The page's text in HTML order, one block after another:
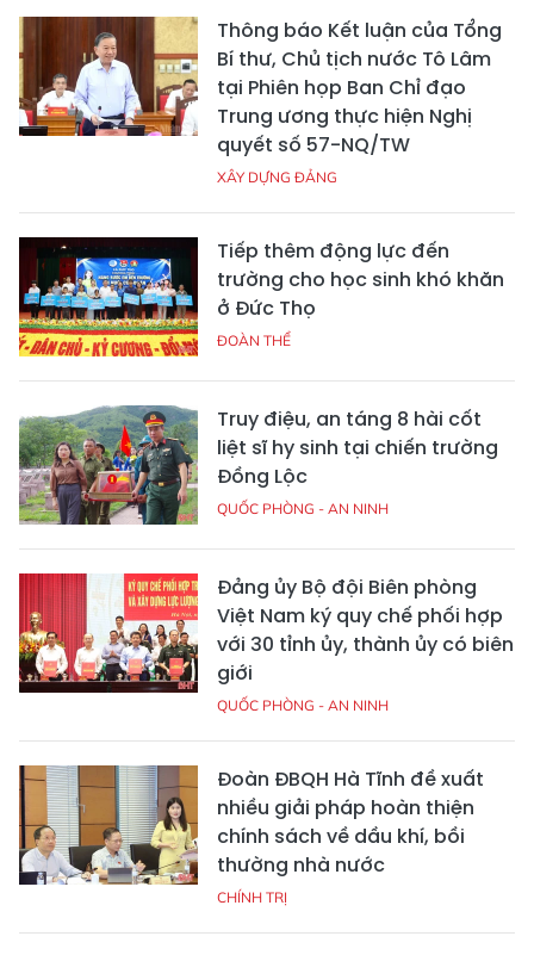
Thông báo Kết luận của Tổng
Bí thư, Chủ tịch nước Tô Lâm
tại Phiên họp Ban Chỉ đạo
Trung ương thực hiện Nghị
quyết số 57-NQ/TW
XÂY DỰNG ĐẢNG
Tiếp thêm động lực đến
trường cho học sinh khó khăn
ở Đức Thọ
ĐOÀN THỂ
Truy điệu, an táng 8 hài cốt
liệt sĩ hy sinh tại chiến trường
Đồng Lộc
QUỐC PHÒNG - AN NINH
Đảng ủy Bộ đội Biên phòng
Việt Nam ký quy chế phối hợp
với 30 tỉnh ủy, thành ủy có biên
giới
QUỐC PHÒNG - AN NINH
Đoàn ĐBQH Hà Tĩnh đề xuất
nhiều giải pháp hoàn thiện
chính sách về dầu khí, bồi
thường nhà nước
CHÍNH TRỊ